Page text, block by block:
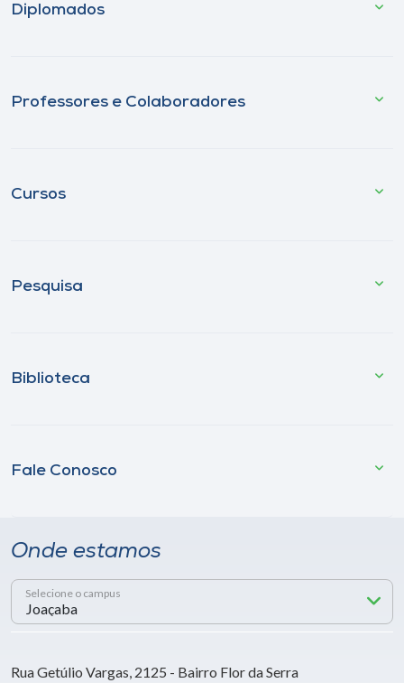
Diplomados
Professores e Colaboradores
Cursos
Pesquisa
Biblioteca
Fale Conosco
Onde estamos
Selecione o campus
Rua Getúlio Vargas, 2125 - Bairro Flor da Serra